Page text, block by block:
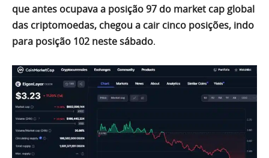
que antes ocupava a posição 97 do market cap global
das criptomoedas, chegou a cair cinco posições, indo
para posição 102 neste sábado.